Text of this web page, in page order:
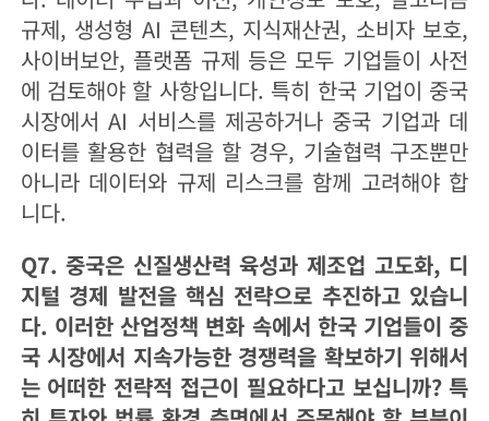
규제, 생성형 AI 콘텐츠, 지식재산권, 소비자 보호,
사이버보안, 플랫폼 규제 등은 모두 기업들이 사전
에 검토해야 할 사항입니다. 특히 한국 기업이 중국
시장에서 AI 서비스를 제공하거나 중국 기업과 데
이터를 활용한 협력을 할 경우, 기술협력 구조뿐만
아니라 데이터와 규제 리스크를 함께 고려해야 합
니다.
Q7. 중국은 신질생산력 육성과 제조업 고도화, 디
지털 경제 발전을 핵심 전략으로 추진하고 있습니
다. 이러한 산업정책 변화 속에서 한국 기업들이 중
국 시장에서 지속가능한 경쟁력을 확보하기 위해서
는 어떠한 전략적 접근이 필요하다고 보십니까? 특